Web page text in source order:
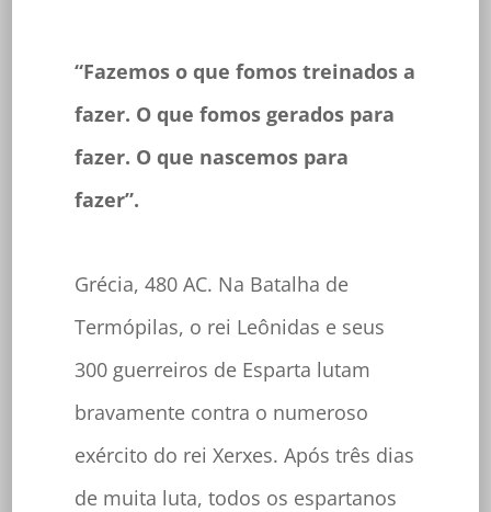
“Fazemos o que fomos treinados a
fazer. O que fomos gerados para
fazer. O que nascemos para
fazer”.
Grécia, 480 AC. Na Batalha de
Termópilas, o rei Leônidas e seus
300 guerreiros de Esparta lutam
bravamente contra o numeroso
exército do rei Xerxes. Após três dias
de muita luta, todos os espartanos